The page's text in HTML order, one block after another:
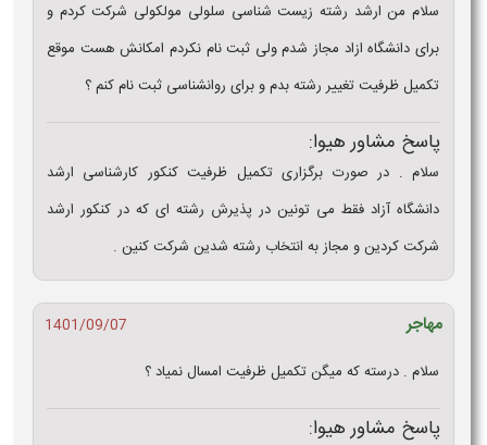
سلام من ارشد رشته زیست شناسی سلولی مولکولی شرکت کردم و
برای دانشگاه ازاد مجاز شدم ولی ثبت نام نکردم امکانش هست موقع
تکمیل ظرفیت تغییر رشته بدم و برای روانشناسی ثبت نام کنم ؟
پاسخ مشاور هیوا:
سلام . در صورت برگزاری تکمیل ظرفیت کنکور کارشناسی ارشد
دانشگاه آزاد فقط می تونین در پذیرش رشته ای که در کنکور ارشد
شرکت کردین و مجاز به انتخاب رشته شدین شرکت کنین .
مهاجر
1401/09/07
سلام . درسته که میگن تکمیل ظرفیت امسال نمیاد ؟
پاسخ مشاور هیوا: